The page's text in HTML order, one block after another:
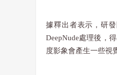
據釋出者表示，研
DeepNude處理後，
度影象會產生一些視